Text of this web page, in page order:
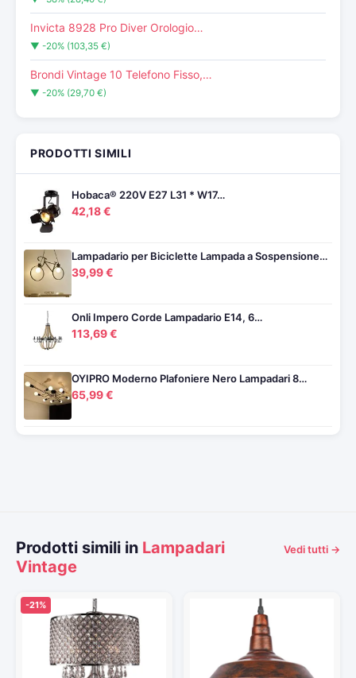
Invicta 8928 Pro Diver Orologio…
▼ -20% (103,35 €)
Brondi Vintage 10 Telefono Fisso,…
▼ -20% (29,70 €)
PRODOTTI SIMILI
Hobaca® 220V E27 L31 * W17…
42,18 €
Lampadario per Biciclette Lampada a Sospensione…
39,99 €
Onli Impero Corde Lampadario E14, 6…
113,69 €
OYIPRO Moderno Plafoniere Nero Lampadari 8…
65,99 €
Prodotti simili in Lampadari
Vintage
Vedi tutti →
-21%